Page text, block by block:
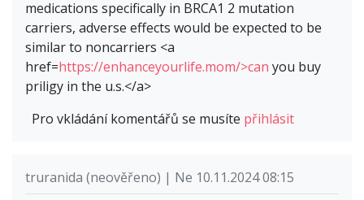
medications specifically in BRCA1 2 mutation
carriers, adverse effects would be expected to be
similar to noncarriers <a
href=https://enhanceyourlife.mom/>can you buy
priligy in the u.s.</a>
Pro vkládání komentářů se musíte přihlásit
truranida (neověřeno) | Ne 10.11.2024 08:15